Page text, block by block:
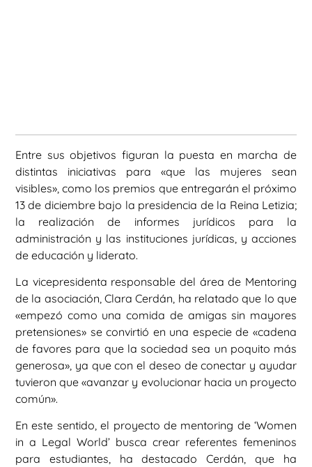
Entre sus objetivos figuran la puesta en marcha de
distintas iniciativas para «que las mujeres sean
visibles», como los premios que entregarán el próximo
13 de diciembre bajo la presidencia de la Reina Letizia;
la realización de informes jurídicos para la
administración y las instituciones jurídicas, y acciones
de educación y liderato.
La vicepresidenta responsable del área de Mentoring
de la asociación, Clara Cerdán, ha relatado que lo que
«empezó como una comida de amigas sin mayores
pretensiones» se convirtió en una especie de «cadena
de favores para que la sociedad sea un poquito más
generosa», ya que con el deseo de conectar y ayudar
tuvieron que «avanzar y evolucionar hacia un proyecto
común».
En este sentido, el proyecto de mentoring de ‘Women
in a Legal World’ busca crear referentes femeninos
para estudiantes, ha destacado Cerdán, que ha